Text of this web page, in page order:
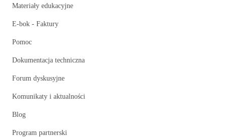
Materiały edukacyjne
E-bok - Faktury
Pomoc
Dokumentacja techniczna
Forum dyskusyjne
Komunikaty i aktualności
Blog
Program partnerski